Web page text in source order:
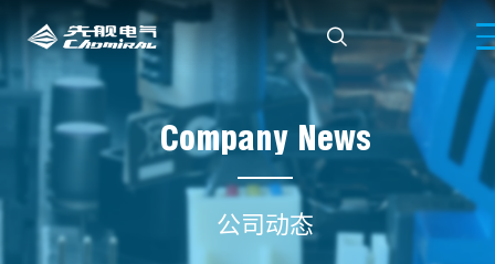

Company News
公司动态